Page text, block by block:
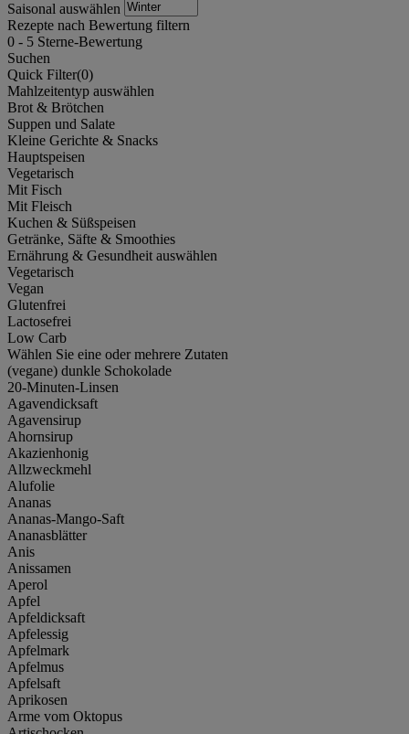
Saisonal auswählen
Rezepte nach Bewertung filtern
0 - 5 Sterne-Bewertung
Suchen
Quick Filter(0)
Mahlzeitentyp auswählen
Brot & Brötchen
Suppen und Salate
Kleine Gerichte & Snacks
Hauptspeisen
Vegetarisch
Mit Fisch
Mit Fleisch
Kuchen & Süßspeisen
Getränke, Säfte & Smoothies
Ernährung & Gesundheit auswählen
Vegetarisch
Vegan
Glutenfrei
Lactosefrei
Low Carb
Wählen Sie eine oder mehrere Zutaten
(vegane) dunkle Schokolade
20-Minuten-Linsen
Agavendicksaft
Agavensirup
Ahornsirup
Akazienhonig
Allzweckmehl
Alufolie
Ananas
Ananas-Mango-Saft
Ananasblätter
Anis
Anissamen
Aperol
Apfel
Apfeldicksaft
Apfelessig
Apfelmark
Apfelmus
Apfelsaft
Aprikosen
Arme vom Oktopus